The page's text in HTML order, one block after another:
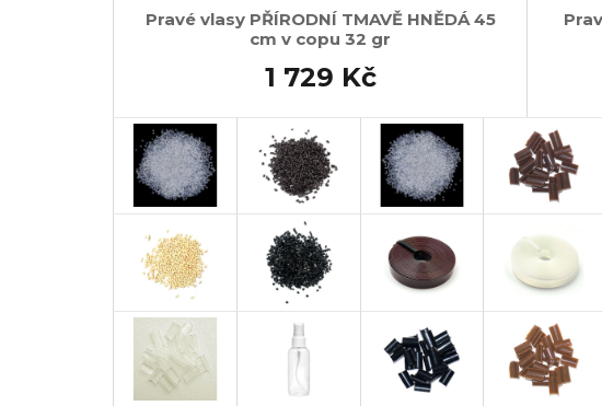
Pravé vlasy PŘÍRODNÍ TMAVĚ HNĚDÁ 45
cm v copu 32 gr
1 729 Kč